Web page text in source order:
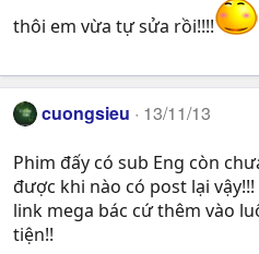
thôi em vừa tự sửa rồi!!!!
cuongsieu 13/11/13
Phim đấy có sub Eng còn
được khi nào có post lại vậy!!!
link mega bác cứ thêm vào
tiện!!